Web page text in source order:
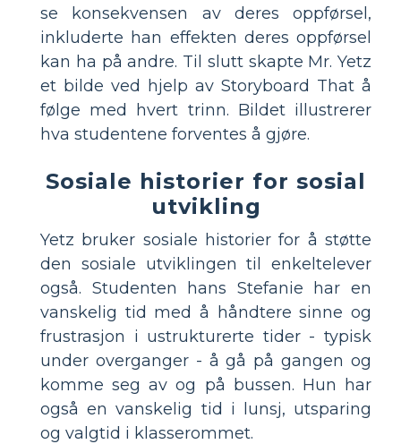
se konsekvensen av deres oppførsel,
inkluderte han effekten deres oppførsel
kan ha på andre. Til slutt skapte Mr. Yetz
et bilde ved hjelp av Storyboard That å
følge med hvert trinn. Bildet illustrerer
hva studentene forventes å gjøre.
Sosiale historier for sosial
utvikling
Yetz bruker sosiale historier for å støtte
den sosiale utviklingen til enkeltelever
også. Studenten hans Stefanie har en
vanskelig tid med å håndtere sinne og
frustrasjon i ustrukturerte tider - typisk
under overganger - å gå på gangen og
komme seg av og på bussen. Hun har
også en vanskelig tid i lunsj, utsparing
og valgtid i klasserommet.